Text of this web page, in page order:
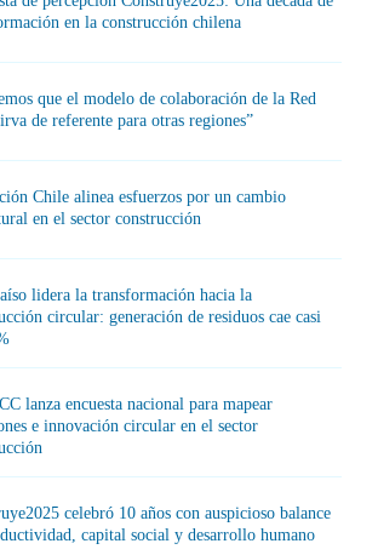
en la construcción chilena
que el modelo de colaboración de la Red
de referente para otras regiones”
Chile alinea esfuerzos por un cambio
en el sector construcción
lidera la transformación hacia la
circular: generación de residuos cae casi
lanza encuesta nacional para mapear
e innovación circular en el sector
celebró 10 años con auspicioso balance
capital social y desarrollo humano